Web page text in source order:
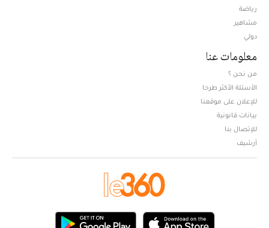
رياضة
مشاهير
دولي
معلومات عنا
من نحن ؟
الأسئلة الأكثر طرحا
للإعلان على موقعنا
بيانات قانونية
للإتصال بنا
أرشيف